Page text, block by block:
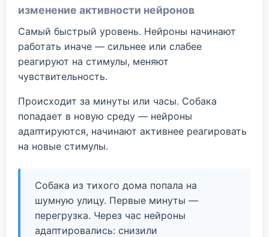
изменение активности нейронов
Самый быстрый уровень. Нейроны начинают
работать иначе — сильнее или слабее
реагируют на стимулы, меняют
чувствительность.
Происходит за минуты или часы. Собака
попадает в новую среду — нейроны
адаптируются, начинают активнее реагировать
на новые стимулы.
Собака из тихого дома попала на
шумную улицу. Первые минуты —
перегрузка. Через час нейроны
адаптировались: снизили